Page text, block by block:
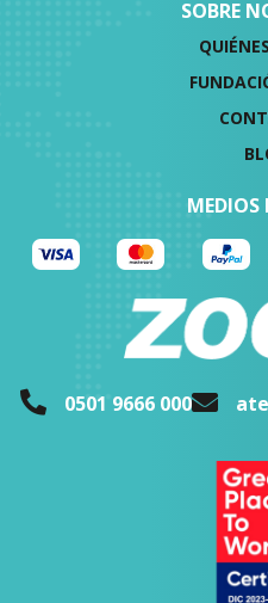
SOBRE
MEDIOS
0501 9666 000